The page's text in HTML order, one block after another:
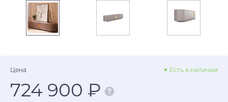
Цена Есть в наличии
724 900 ₽